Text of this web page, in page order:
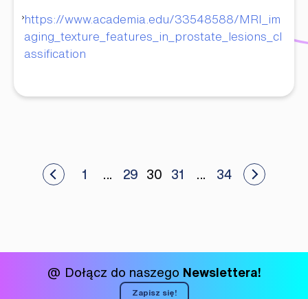
https://www.academia.edu/33548588/MRI_im
aging_texture_features_in_prostate_lesions_cl
assification
wpisów
artykuły 1 … 29 30 31 … 34 Zobacz
@ Dołącz do naszego Newslettera!
Zapisz się!